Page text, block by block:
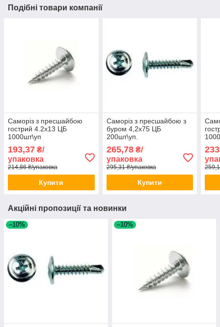
Подібні товари компанії
Саморіз з пресшайбою
гострий 4.2х13 ЦБ
1000шт\уп
193,37 ₴/
упаковка
214,86 ₴/упаковка
Купити
Саморіз з пресшайбою з
буром 4,2х75 ЦБ
200шт\уп.
265,78₴/
упаковка
295,31 ₴/упаковка
Купити
Акційні пропозиції та новинки
–10% –10%